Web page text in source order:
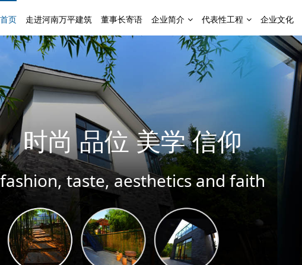
页 走进河南万平建筑 董事长寄语 企业简介 代表性工程 企业文化
坦诚做人 用心做事
Be honest and act conscientiously.